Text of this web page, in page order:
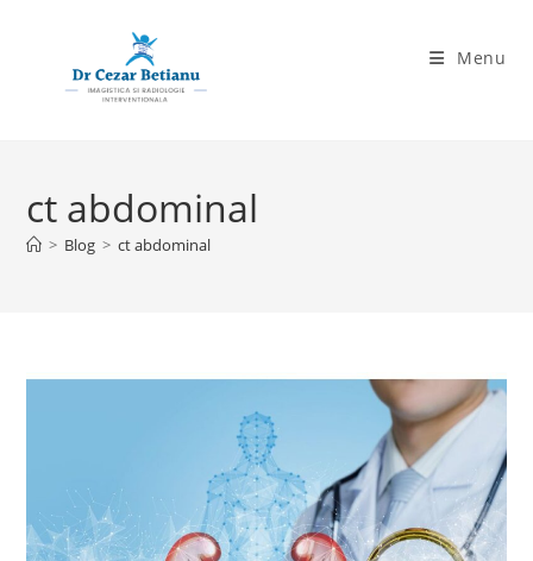
Menu
ct abdominal
> Blog > ct abdominal